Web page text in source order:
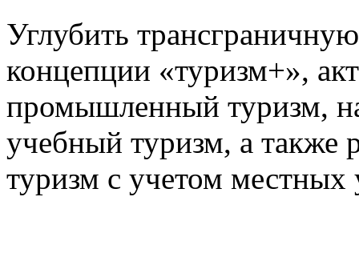
Углубить
концепции «туризм+»,
промышленный туризм,
учебный туризм, а также
туризм с учетом местных